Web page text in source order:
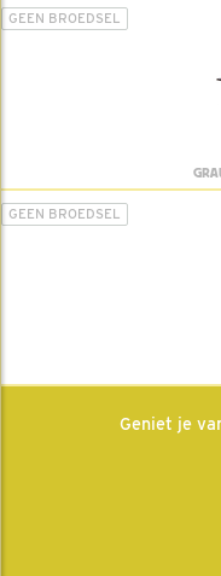
GEEN BROEDSEL
GEEN BROEDSEL
Geniet je